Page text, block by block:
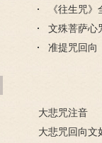
《往生咒
文殊菩萨心
准提咒回向
大悲咒注音
大悲咒回向文